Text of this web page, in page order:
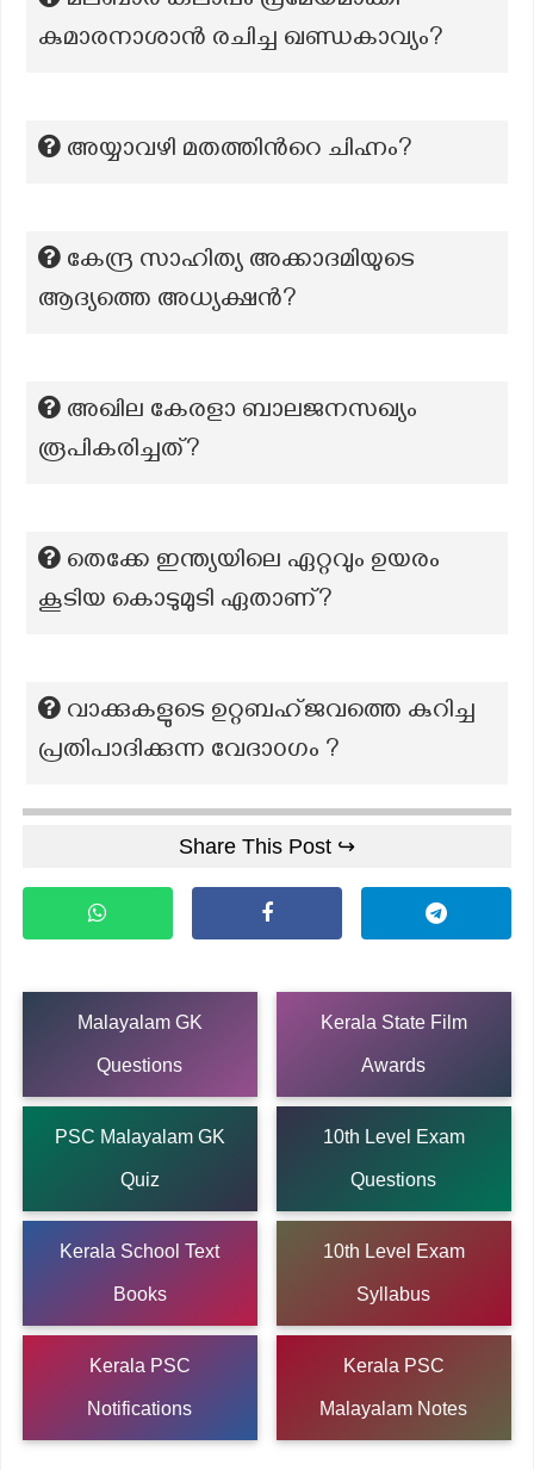
കുമാരനാശാന്‍ രചിച്ച ഖണ്ഡകാവ്യം?
അയ്യാവഴി മതത്തിന്‍റെ ചിഹ്നം?
കേന്ദ്ര സാഹിത്യ അക്കാദമിയുടെ
ആദ്യത്തെ അധ്യക്ഷൻ?
അഖില കേരളാ ബാലജനസഖ്യം
രൂപികരിച്ചത്?
തെക്കേ ഇന്ത്യയിലെ ഏറ്റവും ഉയരം
കൂടിയ കൊടുമുടി ഏതാണ്?
വാക്കുകളുടെ ഉറ്റബഹ്ജവത്തെ കുറിച്ച
പ്രതിപാദിക്കുന്ന വേദാ൦ഗം ?
Share This Post ↪
Malayalam GK
Questions
Kerala State Film
Awards
PSC Malayalam GK
Quiz
10th Level Exam
Questions
Kerala School Text
Books
10th Level Exam
Syllabus
Kerala PSC
Notifications
Kerala PSC
Malayalam Notes